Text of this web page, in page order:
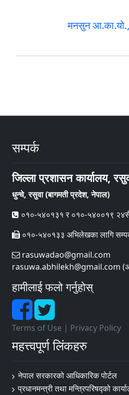
मनसुन
सम्पर्क
जिल्ला प्रशासन कार्यालय,
धुन्चे, रसुवा (बागमती प्रदेश, नेपाल)
०१०-५४०१३१ र ०१०-५४००१९
०१०-५४०१३३ अभिलेखका लागि
rasuwadao@gmail.com
rasuwa.abhilekh@gmail.com
हामीलाई फलो गर्नुहोस्
Terms of Use | Privacy Policy
महत्त्वपूर्ण लिंकहरु
नेपाल सरकारको आधिकारिक पोर्टल
प्रधानमन्त्री तथा मन्त्रिपरिषद्‍को